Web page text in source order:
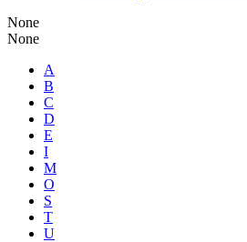
None
None
A
B
C
D
E
I
M
O
S
T
U